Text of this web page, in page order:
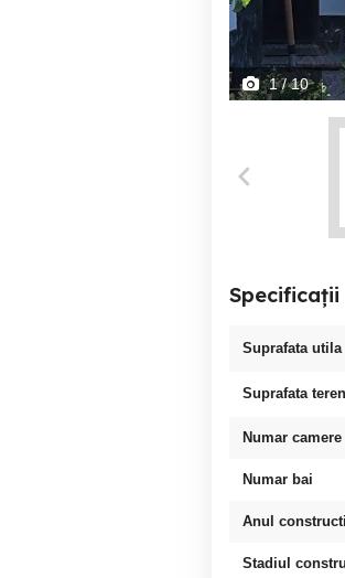
1/ 10
Specificații
Suprafata utila
Suprafata
Numar camere
Numar bai
Anul
Stadiul